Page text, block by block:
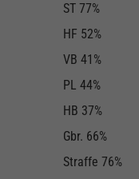
ST 77%
HF 52%
VB 41%
PL 44%
HB 37%
Gbr. 66%
Straffe 76%